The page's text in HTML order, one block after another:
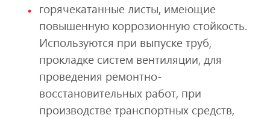
горячекатанные листы, имеющие
повышенную коррозионную стойкость.
Используются при выпуске труб,
прокладке систем вентиляции, для
проведения ремонтно-
восстановительных работ, при
производстве транспортных средств,